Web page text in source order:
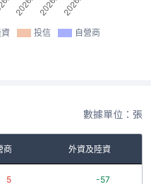
投信 自營商
數據單位：張
商 外資及陸資
5 -57